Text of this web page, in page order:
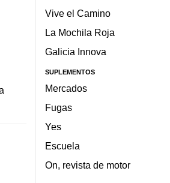
Vive el Camino
La Mochila Roja
Galicia Innova
SUPLEMENTOS
Mercados
Fugas
Yes
Escuela
On, revista de motor